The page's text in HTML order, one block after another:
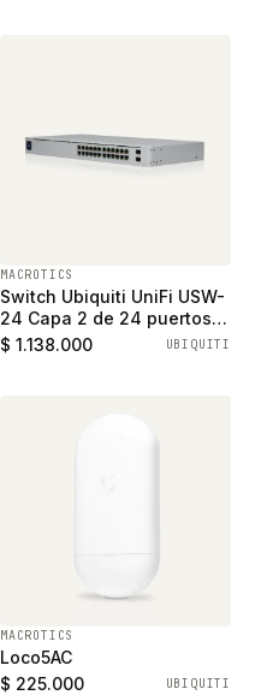
MACROTICS
Switch Ubiquiti UniFi USW-
24 Capa 2 de 24 puertos
ethernet gigabit y 2
$ 1.138.000 UBIQUITI
MACROTICS
Loco5AC
$ 225.000
UBIQUITI